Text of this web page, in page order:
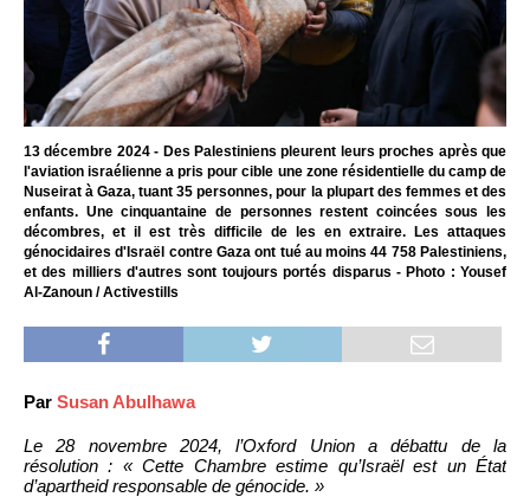
13 décembre 2024 - Des Palestiniens pleurent leurs proches après que
l'aviation israélienne a pris pour cible une zone résidentielle du camp de
Nuseirat à Gaza, tuant 35 personnes, pour la plupart des femmes et des
enfants. Une cinquantaine de personnes restent coincées sous les
décombres, et il est très difficile de les en extraire. Les attaques
génocidaires d'Israël contre Gaza ont tué au moins 44 758 Palestiniens,
et des milliers d'autres sont toujours portés disparus - Photo : Yousef
Al-Zanoun / Activestills
Par Susan Abulhawa
Le 28 novembre 2024, l’Oxford Union a débattu de la
résolution : « Cette Chambre estime qu’Israël est un État
d’apartheid responsable de génocide. »